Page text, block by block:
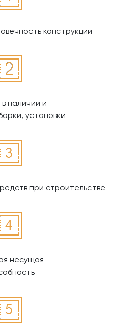
конструкции
наличии и
установки
при строительстве
несущая